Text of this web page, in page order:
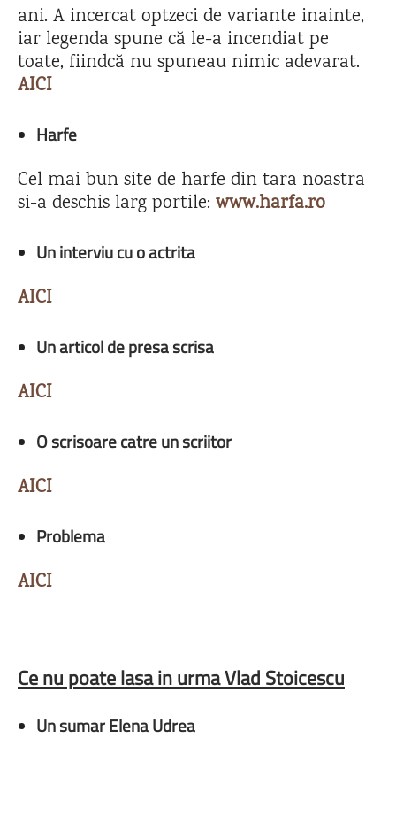
ani. A incercat optzeci de variante inainte,
iar legenda spune că le-a incendiat pe
toate, fiindcă nu spuneau nimic adevarat.
AICI
Harfe
Cel mai bun site de harfe din tara noastra
si-a deschis larg portile: www.harfa.ro
Un interviu cu o actrita
AICI
Un articol de presa scrisa
AICI
O scrisoare catre un scriitor
AICI
Problema
AICI
Ce nu poate lasa in urma Vlad Stoicescu
Un sumar Elena Udrea